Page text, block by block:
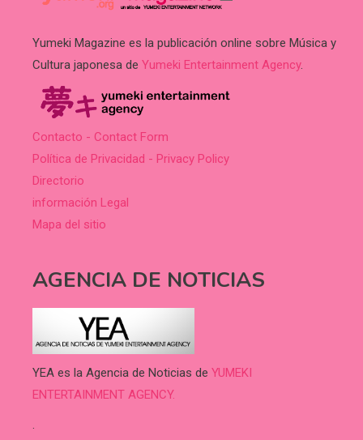
Yumeki Magazine es la publicación online sobre Música y
Cultura japonesa de Yumeki Entertainment Agency.
Contacto - Contact Form
Política de Privacidad - Privacy Policy
Directorio
información Legal
Mapa del sitio
AGENCIA DE NOTICIAS
YEA es la Agencia de Noticias de YUMEKI
ENTERTAINMENT AGENCY.
.